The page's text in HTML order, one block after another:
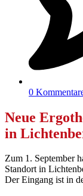
0
Neue
in
Zum 1. September
Standort in
Der Eingang ist in